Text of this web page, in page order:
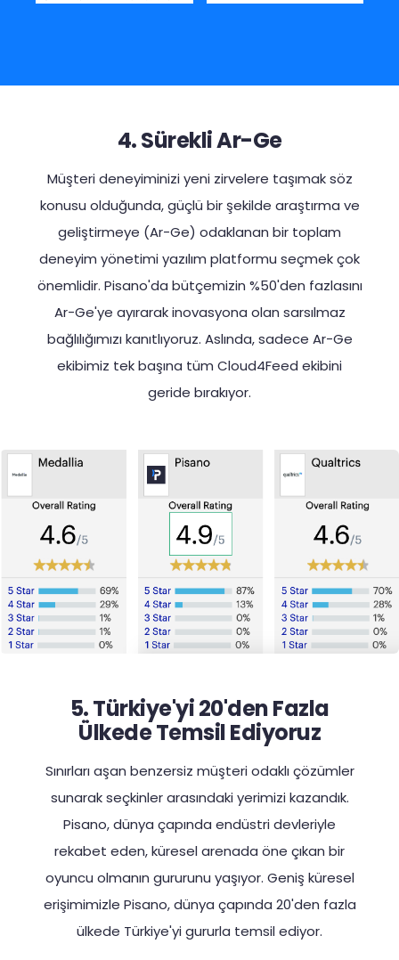
4. Sürekli Ar-Ge
Müşteri deneyiminizi yeni zirvelere taşımak söz
konusu olduğunda, güçlü bir şekilde araştırma ve
geliştirmeye (Ar-Ge) odaklanan bir toplam
deneyim yönetimi yazılım platformu seçmek çok
önemlidir. Pisano'da bütçemizin %50'den fazlasını
Ar-Ge'ye ayırarak inovasyona olan sarsılmaz
bağlılığımızı kanıtlıyoruz. Aslında, sadece Ar-Ge
ekibimiz tek başına tüm Cloud4Feed ekibini
geride bırakıyor.
5. Türkiye'yi 20'den Fazla
Ülkede Temsil Ediyoruz
Sınırları aşan benzersiz müşteri odaklı çözümler
sunarak seçkinler arasındaki yerimizi kazandık.
Pisano, dünya çapında endüstri devleriyle
rekabet eden, küresel arenada öne çıkan bir
oyuncu olmanın gururunu yaşıyor. Geniş küresel
erişimimizle Pisano, dünya çapında 20'den fazla
ülkede Türkiye'yi gururla temsil ediyor.